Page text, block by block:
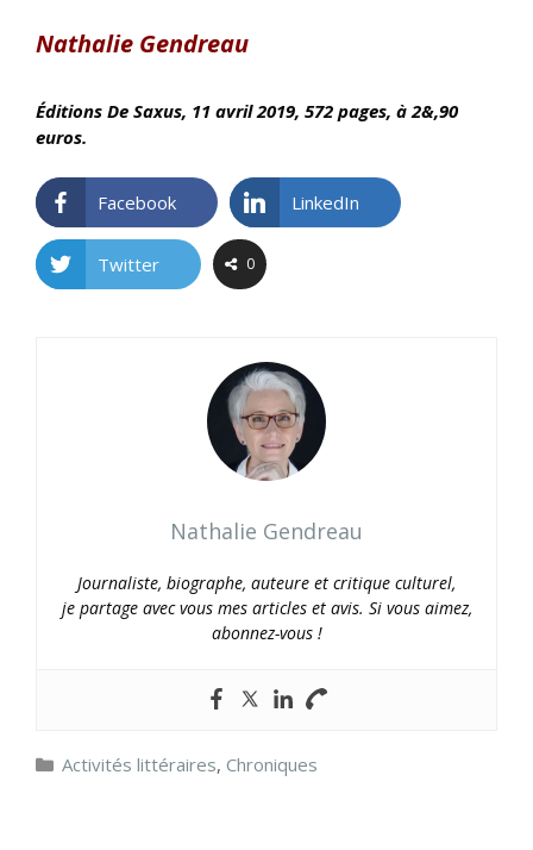
Nathalie Gendreau
Éditions De Saxus, 11 avril2019, 572 pages, à 2&,90
euros.
Facebook LinkedIn
Twitter 0
Nathalie Gendreau
Journaliste, biographe, auteure et critique culturel,
je partage avec vous mes articles et avis. Si vous aimez,
abonnez-vous !
Catégories
Activités littéraires, Chroniques